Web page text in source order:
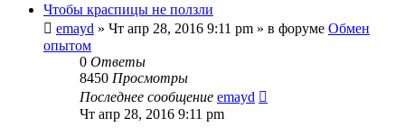
Чтобы краспицы не ползли
emayd » Чт апр 28, 2016 9:11 pm » в форуме Обмен
опытом
0 Ответы
8450 Просмотры
Последнее сообщение emayd
Чт апр 28, 2016 9:11 pm